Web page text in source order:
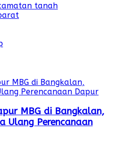
tanah
MBG di Bangkalan,
Ulang Perencanaan